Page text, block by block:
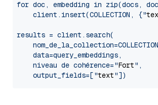
for doc, embedding in zip(docs,
    client.insert(COLLECTION, {"
results = client.search(
    data=query_embeddings,
    niveau de cohérence="
Fort",
    output_fields=["
text